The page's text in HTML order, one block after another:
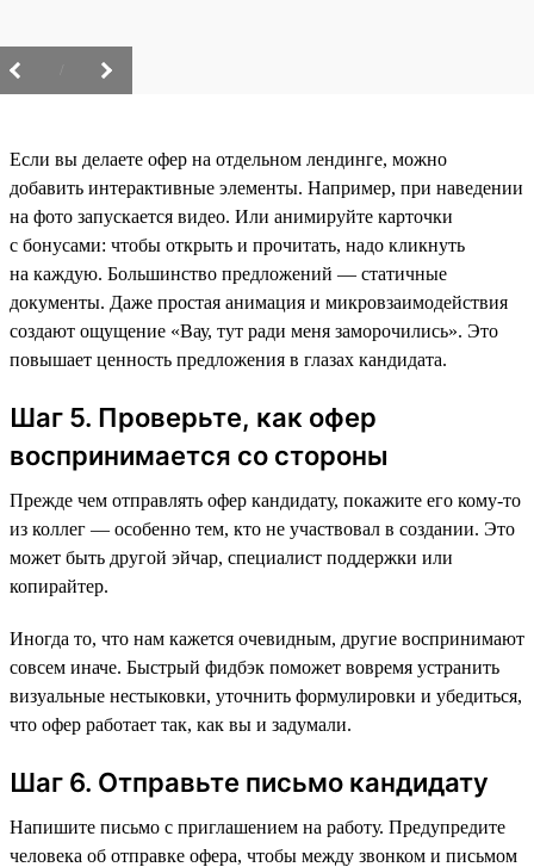
Если вы делаете офер на отдельном лендинге, можно
добавить интерактивные элементы. Например, при наведении
на фото запускается видео. Или анимируйте карточки
с бонусами: чтобы открыть и прочитать, надо кликнуть
на каждую. Большинство предложений — статичные
документы. Даже простая анимация и микровзаимодействия
создают ощущение «Вау, тут ради меня заморочились». Это
повышает ценность предложения в глазах кандидата.
Шаг 5. Проверьте, как офер
воспринимается со стороны
Прежде чем отправлять офер кандидату, покажите его кому-то
из коллег — особенно тем, кто не участвовал в создании. Это
может быть другой эйчар, специалист поддержки или
копирайтер.
Иногда то, что нам кажется очевидным, другие воспринимают
совсем иначе. Быстрый фидбэк поможет вовремя устранить
визуальные нестыковки, уточнить формулировки и убедиться,
что офер работает так, как вы и задумали.
Шаг 6. Отправьте письмо кандидату
Напишите письмо с приглашением на работу. Предупредите
человека об отправке офера, чтобы между звонком и письмом